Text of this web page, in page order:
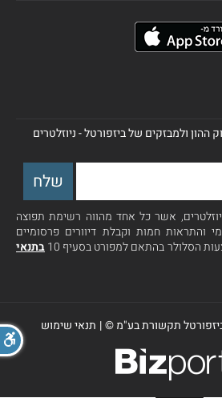
ולמבזקים של ביזפורטל - ניוזלטרים
אשר כל אחד מהווה רשימת תפוצה
והתראות חמות וקבלת דיוורים פרסומיים
הסלולר בהתאם למפורט בסעיף 10
בתנאי
תקשורת בע"מ ©| תנאי שימוש